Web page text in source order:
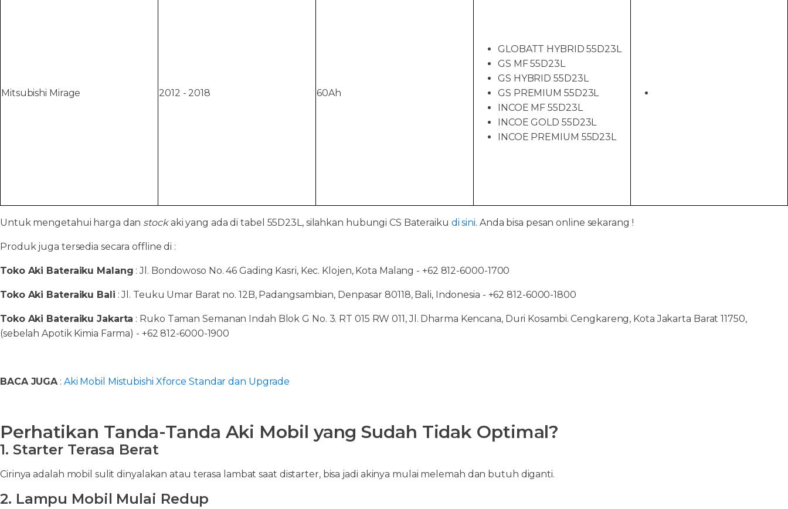
Mitsubishi Mirage 2012 - 2018 60Ah
GLOBATT HYBRID 55D23L
GS MF 55D23L
GS HYBRID 55D23L
GS PREMIUM 55D23L
INCOE MF 55D23L
INCOE GOLD 55D23L
INCOE PREMIUM 55D23L
Untuk mengetahui harga dan stockaki yang ada di tabel 55D23L, silahkan hubungi CS Bateraiku di sini. Anda bisa pesan online sekarang !
Produk juga tersedia secara offline di :
Toko Aki Bateraiku Malang : Jl. Bondowoso No. 46 Gading Kasri, Kec. Klojen, Kota Malang - +62 812-6000-1700
Toko Aki Bateraiku Bali : Jl. Teuku Umar Barat no. 12B, Padangsambian, Denpasar 80118, Bali, Indonesia - +62 812-6000-1800
Toko Aki Bateraiku Jakarta : Ruko Taman Semanan Indah Blok G No. 3. RT 015 RW 011, Jl. Dharma Kencana, Duri Kosambi. Cengkareng, Kota Jakarta Barat 11750,
(sebelah Apotik Kimia Farma) - +62 812-6000-1900
BACA JUGA: Aki Mobil Mistubishi Xforce Standar dan Upgrade
Perhatikan Tanda-Tanda Aki Mobil yang Sudah Tidak Optimal?
1. Starter Terasa Berat
Cirinya adalah mobil sulit dinyalakan atau terasa lambat saat distarter, bisa jadi akinya mulai melemah dan butuh diganti.
2. Lampu Mobil Mulai Redup